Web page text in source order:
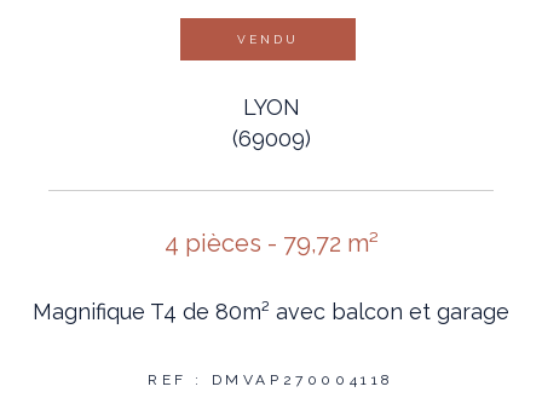
VENDU
LYON
(69009)
4 pièces - 79,72 m²
Magnifique T4 de 80m² avec balcon et garage
REF : DMVAP270004118